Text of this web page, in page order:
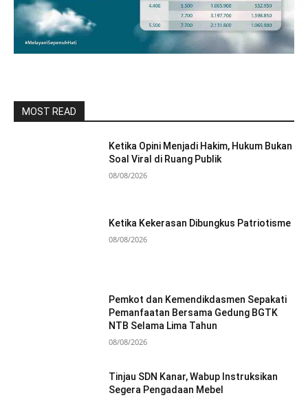
MOST READ
Ketika Opini Menjadi Hakim, Hukum Bukan
Soal Viral di Ruang Publik
08/08/2026
Ketika Kekerasan Dibungkus Patriotisme
08/08/2026
Pemkot dan Kemendikdasmen Sepakati
Pemanfaatan Bersama Gedung BGTK
NTB Selama Lima Tahun
08/08/2026
Tinjau SDN Kanar, Wabup Instruksikan
Segera Pengadaan Mebel